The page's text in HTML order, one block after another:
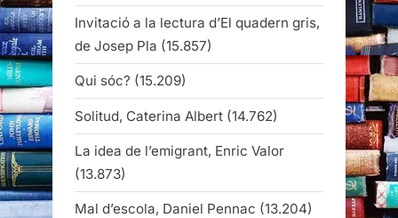
Invitació a la lectura d’El quadern gris,
de Josep Pla (15.857)
Qui sóc? (15.209)
Solitud, Caterina Albert (14.762)
La idea de l’emigrant, Enric Valor
(13.873)
Mal d’escola, Daniel Pennac (13.204)